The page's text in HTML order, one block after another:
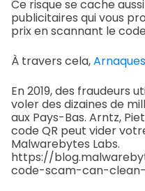
Ce risque se cache
publicitaires qui vous
prix en scannant le
À travers cela,
En 2019, des fraudeurs
voler des dizaines de
aux Pays-Bas. Arntz,
code QR peut vider
Malwarebytes Labs.
https://
code-scam-can-